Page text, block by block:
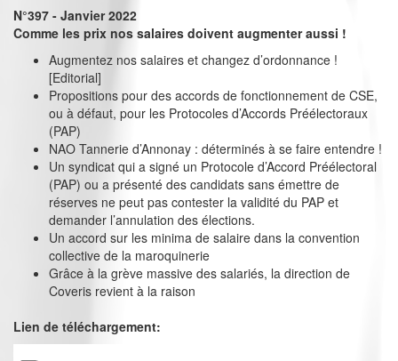
N°397 - Janvier 2022
Comme les prix nos salaires doivent augmenter aussi !
Augmentez nos salaires et changez d’ordonnance !
[Editorial]
Propositions pour des accords de fonctionnement de CSE,
ou à défaut, pour les Protocoles d’Accords Préélectoraux
(PAP)
NAO Tannerie d’Annonay : déterminés à se faire entendre !
Un syndicat qui a signé un Protocole d’Accord Préélectoral
(PAP) ou a présenté des candidats sans émettre de
réserves ne peut pas contester la validité du PAP et
demander l’annulation des élections.
Un accord sur les minima de salaire dans la convention
collective de la maroquinerie
Grâce à la grève massive des salariés, la direction de
Coveris revient à la raison
Lien de téléchargement: